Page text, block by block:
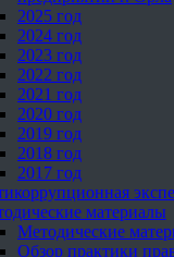
2025 год
2024 год
2023 год
2022 год
2021 год
2020 год
2019 год
2018 год
2017 год
материалы
Методические
Обзор практики